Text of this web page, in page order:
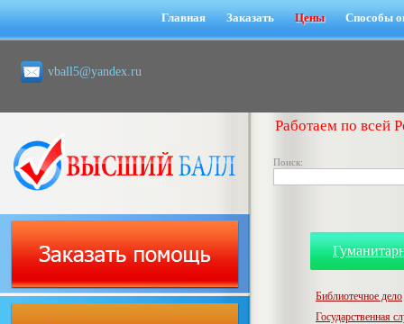
Главная Заказать Цены Способы
vball5@yandex.ru
Работаем по всей
Поиск:
Библиотечное дело
Государственная